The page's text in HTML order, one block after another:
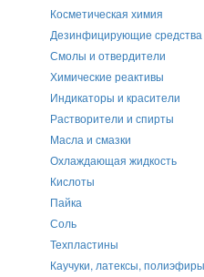
Косметическая химия
Дезинфицирующие средства
Смолы и отвердители
Химические реактивы
Индикаторы и красители
Растворители и спирты
Масла и смазки
Охлаждающая жидкость
Кислоты
Пайка
Соль
Техпластины
Каучуки, латексы, полиэфиры